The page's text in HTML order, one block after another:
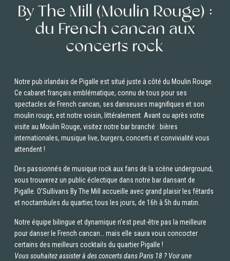
By The Mill (Moulin Rouge) :
du French cancan aux
concerts rock
Notre pub irlandais de Pigalle est situé juste à côté du Moulin Rouge.
Ce cabaret français emblématique, connu de tous pour ses
spectacles de French cancan, ses danseuses magnifiques et son
moulin rouge, est notre voisin, littéralement. Avant ou après votre
visite au Moulin Rouge, visitez notre bar branché : bières
internationales, musique live, burgers, concerts et convivialité vous
attendent !
Des passionnés de musique rock aux fans de la scène underground,
vous trouverez un public éclectique dans notre bar dansant de
Pigalle. O’Sullivans By The Mill accueille avec grand plaisir les fêtards
et noctambules du quartier, tous les jours, de 16h à 5h du matin.
Notre équipe bilingue et dynamique n’est peut-être pas la meilleure
pour danser le French cancan… mais elle saura vous concocter
certains des meilleurs cocktails du quartier Pigalle !
Vous souhaitez assister à des concerts dans Paris 18 ? Voir une